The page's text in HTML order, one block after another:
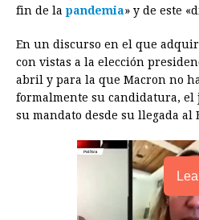
fin de la pandemia» y de este
En un discurso en el que
con vistas a la elección
abril y para la que Macron no
formalmente su candidatura, el
su mandato desde su llegada al